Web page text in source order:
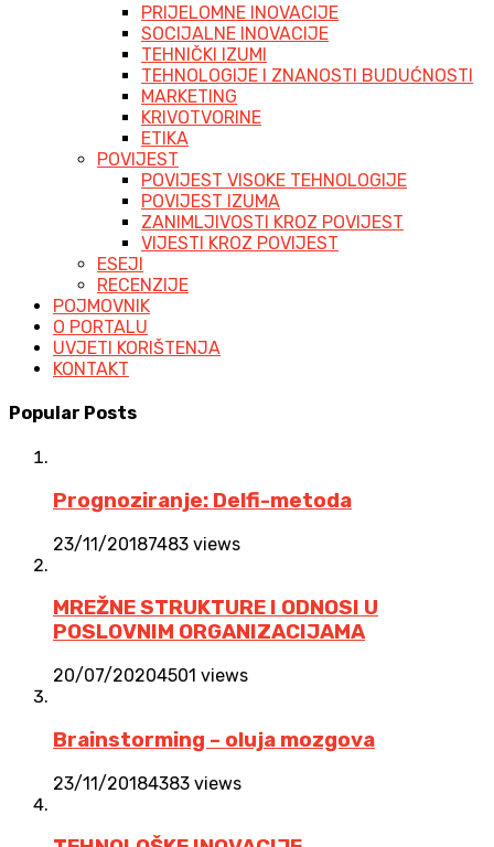
PRIJELOMNE INOVACIJE
SOCIJALNE INOVACIJE
TEHNIČKI IZUMI
TEHNOLOGIJE I ZNANOSTI BUDUĆNOSTI
MARKETING
KRIVOTVORINE
ETIKA
POVIJEST
POVIJEST VISOKE TEHNOLOGIJE
POVIJEST IZUMA
ZANIMLJIVOSTI KROZ POVIJEST
VIJESTI KROZ POVIJEST
ESEJI
RECENZIJE
POJMOVNIK
O PORTALU
UVJETI KORIŠTENJA
KONTAKT
Popular Posts
Prognoziranje: Delfi-metoda
23/11/20187483 views
MREŽNE STRUKTURE I ODNOSI U
POSLOVNIM ORGANIZACIJAMA
20/07/20204501 views
Brainstorming – oluja mozgova
23/11/20184383 views